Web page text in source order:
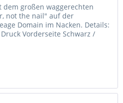
dem großen waggerechten
not the nail" auf der
Domain im Nacken. Details:
Vorderseite Schwarz /